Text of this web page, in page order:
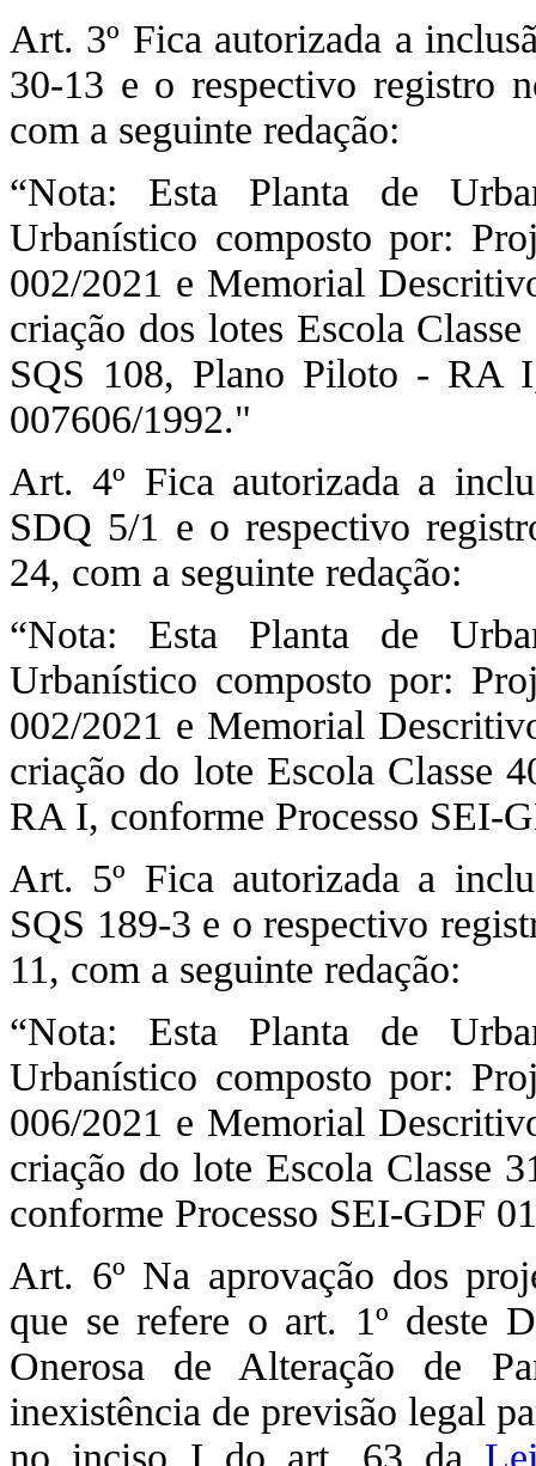
Art. 3º Fica autorizada a
30-13 e o respectivo registro
com a seguinte redação:
“Nota: Esta Planta de
Urbanístico composto por:
002/2021 e Memorial
criação dos lotes Escola
SQS 108, Plano Piloto - RA
007606/1992."
Art. 4º Fica autorizada a
SDQ 5/1 e o respectivo
24, com a seguinte redação:
“Nota: Esta Planta de
Urbanístico composto por:
002/2021 e Memorial
criação do lote Escola Classe
RA I, conforme Processo SEI-
Art. 5º Fica autorizada a
SQS 189-3 e o respectivo
11, com a seguinte redação:
“Nota: Esta Planta de
Urbanístico composto por:
006/2021 e Memorial
criação do lote Escola Classe
conforme Processo SEI-GDF
Art. 6º Na aprovação dos
que se refere o art. 1º deste
Onerosa de Alteração de
inexistência de previsão legal
no inciso I do art. 63 da